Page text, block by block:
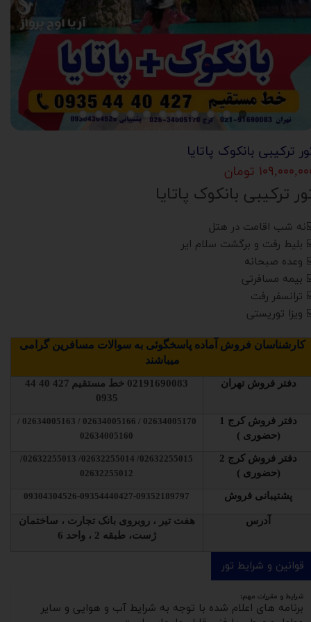
ترکیبی بانکوک پاتایا
تومان
ترکیبی بانکوک پاتایا
شب اقامت در هتل
بلیط رفت و برگشت سلام ایر
وعده صبحانه
بیمه مسافرتی
ترانسفر رفت
ویزا توریستی
کارشناسان فروش آماده پاسخگوئی به سوالات مسافرین گرامی
میباشند
دفتر فروش تهران 02191690083 خط مستقیم
427 40 44
0935
دفتر فروش کرج 1
(حضوری )
02634005170 / 02634005166 / 02634005163 /
02634005160
دفتر فروش کرج 2
(حضوری )
02632255015/ 02632255014/ 02632255013/
02632255012
پشتیبانی فروش 09304304526-09354440427-09352189797
آدرس
هفت تیر ، روبروی بانک تجارت ، ساختمان
ژست، طبقه 2 ، واحد 6
قوانین و شرایط تور
شرایط و مقررات مهم:
برنامه های اعلام شده با توجه به شرایط آب و هوایی و سایر